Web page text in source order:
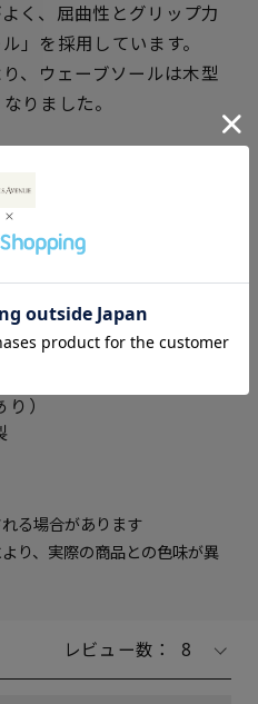
く、屈曲性とグリップ力
」を採用しています。
、ウェーブソールは木型
りました。
ュ、ブラック：ラム革ス
レタン
（サイズにより多少の
）
る場合があります
り、実際の商品との色味が異
レビュー数： 8